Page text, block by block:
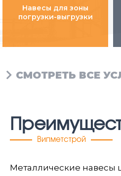
Навесы для зоны
погрузки-выгрузки
СМОТРЕТЬ ВСЕ
Випметстрой
Металлические навесы